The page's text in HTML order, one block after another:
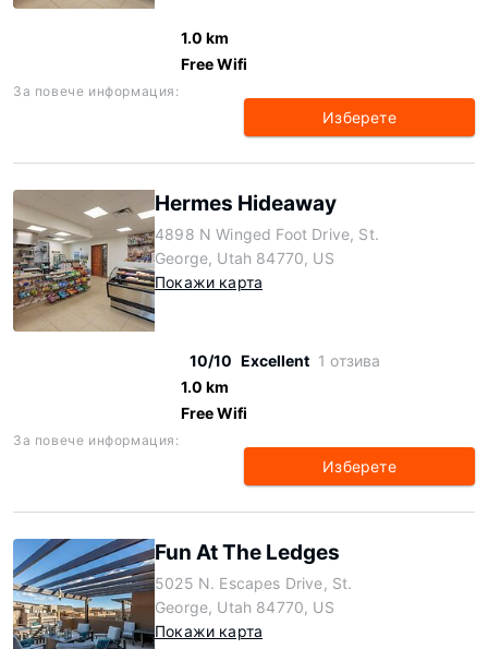
1.0 km
Free Wifi
За повече информация:
Изберете
Hermes Hideaway
4898 N Winged Foot Drive, St.
George, Utah 84770, US
Покажи карта
10/10 Excellent 1 отзива
1.0 km
Free Wifi
За повече информация:
Изберете
Fun At The Ledges
5025 N. Escapes Drive, St.
George, Utah 84770, US
Покажи карта